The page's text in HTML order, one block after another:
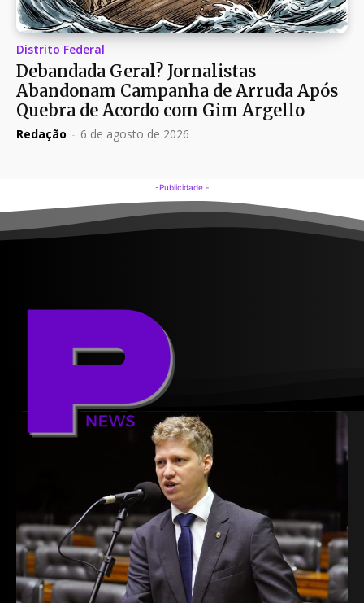
Distrito Federal
Debandada Geral? Jornalistas
Abandonam Campanha de Arruda Após
Quebra de Acordo com Gim Argello
Redação - 6 de agosto de 2026
-Publicidade -